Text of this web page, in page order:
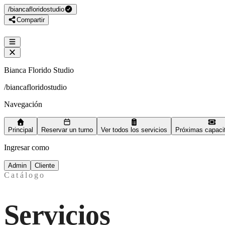
/biancafloridostudio
Compartir
Bianca Florido Studio
/biancafloridostudio
Navegación
Principal Reservar un turno Ver todos los servicios Próximas
Ingresar como
Admin Cliente
Catálogo
Servicios